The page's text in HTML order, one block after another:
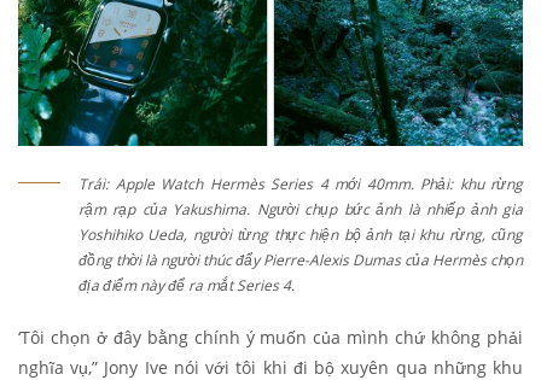
Trái: Apple Watch Hermès Series 4 mới 40mm. Phải: khu rừng
rậm rạp của Yakushima. Người chụp bức ảnh là nhiếp ảnh gia
Yoshihiko Ueda, người từng thực hiện bộ ảnh tại khu rừng, cũng
đồng thời là người thúc đẩy Pierre-Alexis Dumas của Hermès chọn
địa điểm này để ra mắt Series 4.
‘Tôi chọn ở đây bằng chính ý muốn của mình chứ không phải
nghĩa vụ,” Jony Ive nói với tôi khi đi bộ xuyên qua những khu